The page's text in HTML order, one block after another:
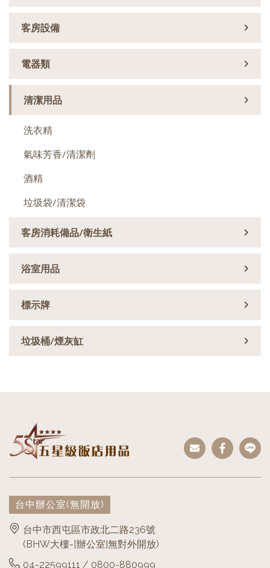
客房設備
電器類
清潔用品
洗衣精
氣味芳香/清潔劑
酒精
垃圾袋/清潔袋
客房消耗備品/衛生紙
浴室用品
標示牌
垃圾桶/煙灰缸
台中辦公室(無開放)
台中市西屯區市政北二路236號
(BHW大樓-[辦公室]無對外開放)
04-22599111 / 0800-880999